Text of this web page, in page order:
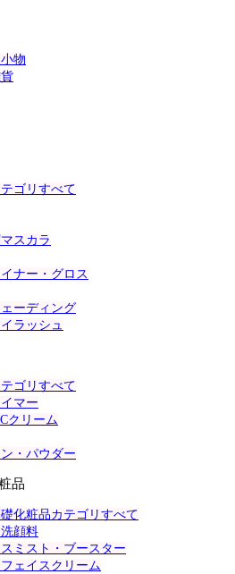
物
ゴリすべて
スカラ
ナー・グロス
ーディング
ラッシュ
ゴリすべて
マー
クリーム
・パウダー
品
化粧品カテゴリすべて
顔料
ミスト・ブースター
ェイスクリーム